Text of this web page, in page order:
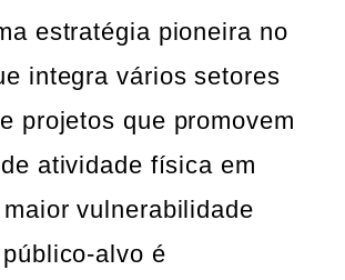
estratégia pioneira no
integra vários setores
projetos que promovem
atividade física em
maior vulnerabilidade
alvo é